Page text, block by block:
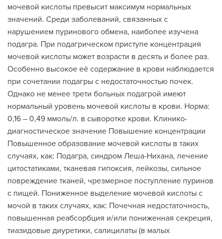
мочевой кислоты превысит максимум нормальных
значений. Среди заболеваний, связанных с
нарушением пуринового обмена, наиболее изучена
подагра. При подагрическом приступе концентрация
мочевой кислоты может возрасти в десять и более раз.
Особенно высокое её содержание в крови наблюдается
при сочетании подагры с недостаточностью почек.
Однако не менее трети больных подагрой имеют
нормальный уровень мочевой кислоты в крови. Норма:
0,16 – 0,49 ммоль/л. в сыворотке крови. Клинико-
диагностическое значение Повышение концентрации
Повышенное образование мочевой кислоты в таких
случаях, как: Подагра, синдром Леша-Нихана, лечение
цитостатиками, тканевая гипоксия, лейкозы, сильное
повреждение тканей, чрезмерное поступление пуринов
с пищей. Пониженное выделение мочевой кислоты с
мочой в таких случаях, как: Почечная недостаточность,
повышенная реабсорбция и/или пониженная секреция,
тиазидовые диуретики, салицилаты (в малых